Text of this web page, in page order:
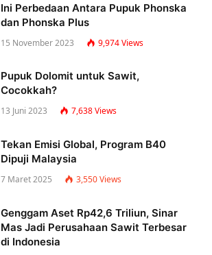
Ini Perbedaan Antara Pupuk Phonska
dan Phonska Plus
15 November 2023 9,974Views
Pupuk Dolomit untuk Sawit,
Cocokkah?
13 Juni 2023 7,638Views
Tekan Emisi Global, Program B40
Dipuji Malaysia
7 Maret 2025 3,550Views
Genggam Aset Rp42,6 Triliun, Sinar
Mas Jadi Perusahaan Sawit Terbesar
di Indonesia